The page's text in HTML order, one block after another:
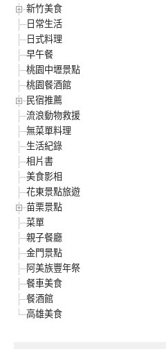
新竹美食
日常生活
日式料理
早午餐
桃園中壢景點
桃園餐酒館
民宿推薦
流浪動物救援
無菜單料理
生活紀錄
相片書
美食影相
花東景點旅遊
苗栗景點
菜單
親子餐廳
金門景點
阿美族豐年祭
餐車美食
餐酒館
高雄美食